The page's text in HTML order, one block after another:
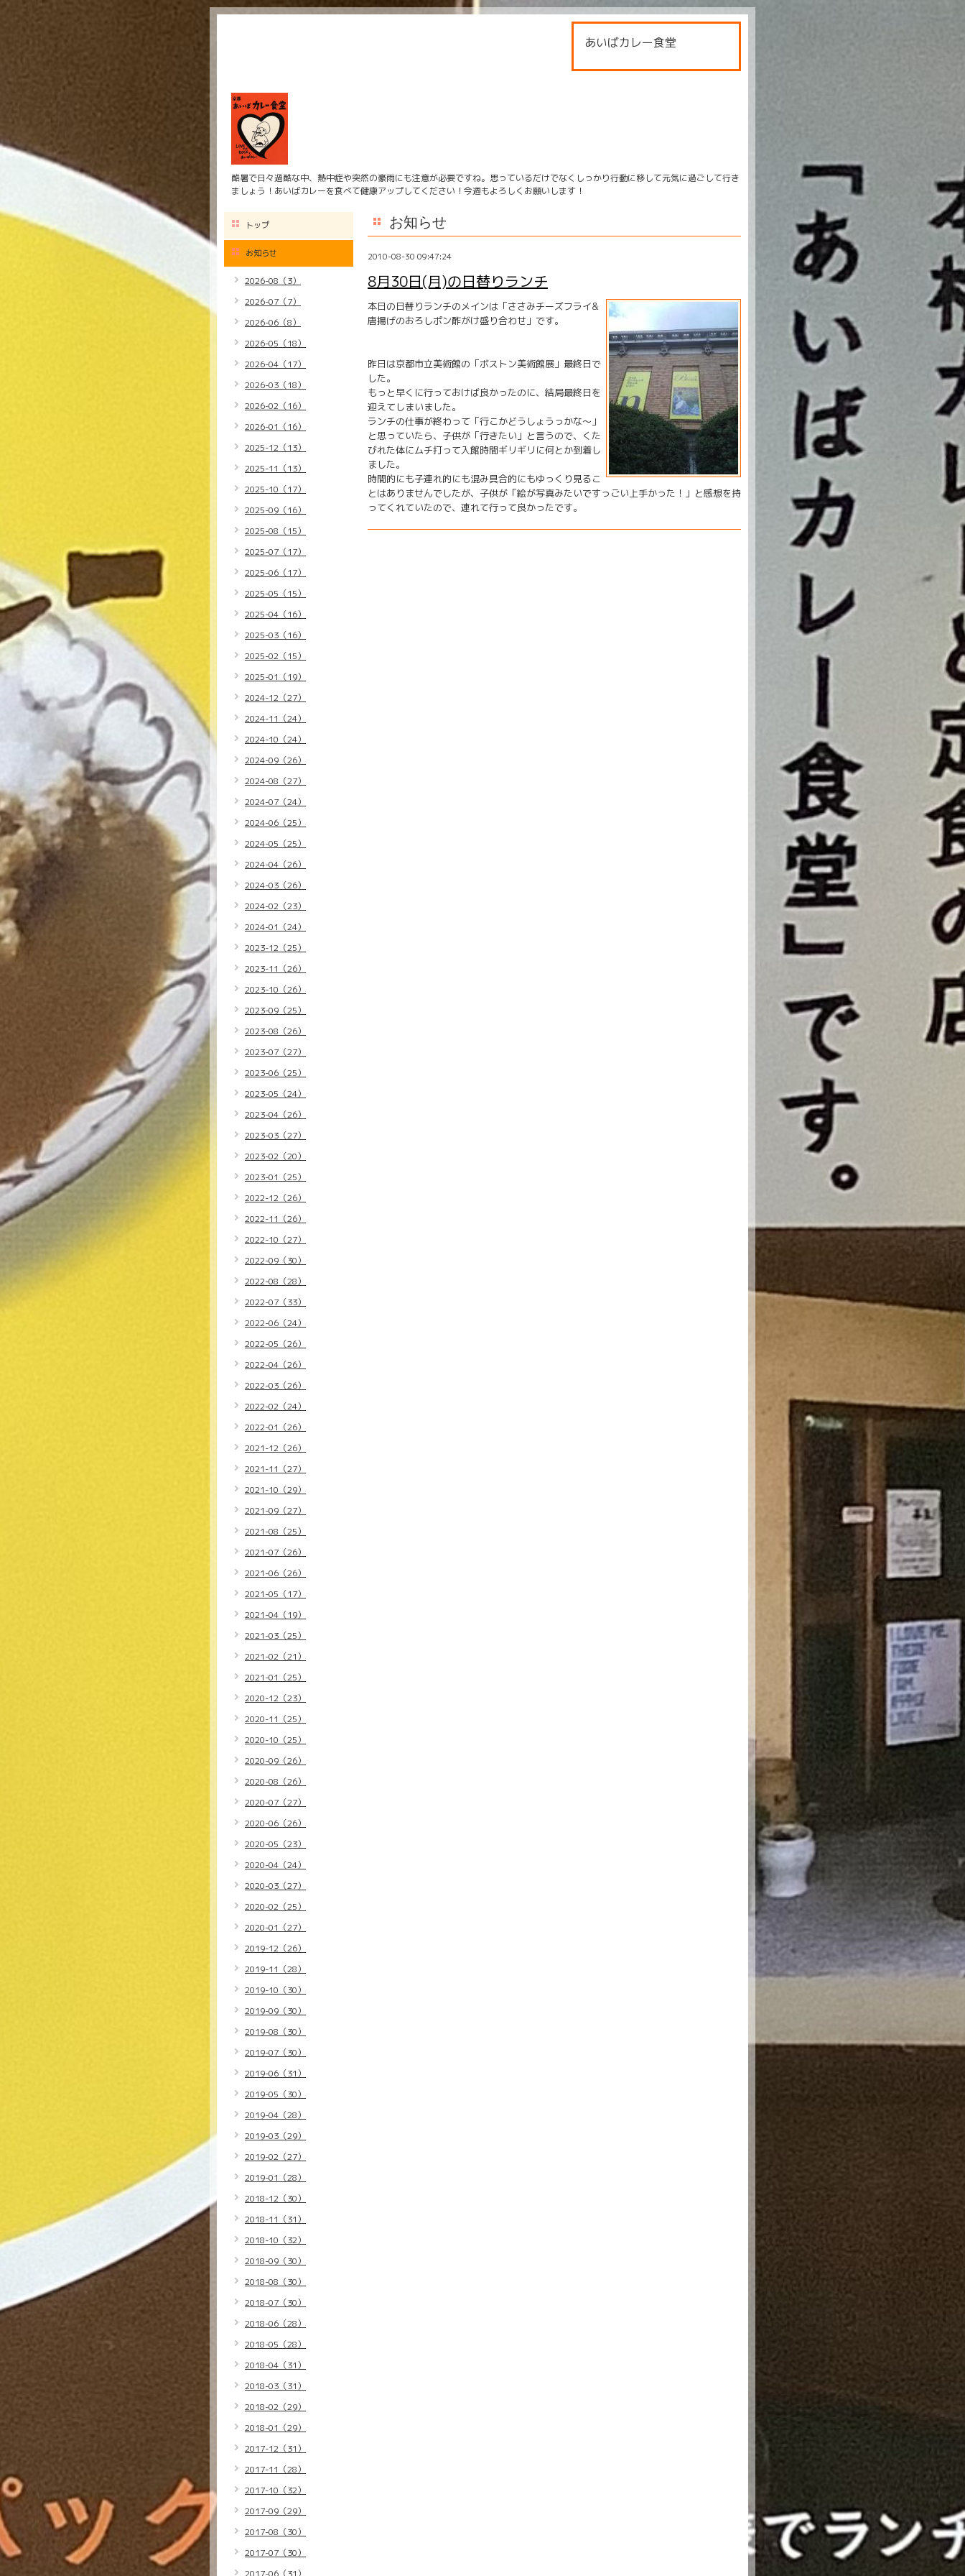
あいばカレー食堂
酷暑で日々過酷な中、熱中症や突然の豪雨にも注意が必要ですね。思っているだけでなくしっかり行動に移して元気に過ごして行き
ましょう！あいばカレーを食べて健康アップしてください！今週もよろしくお願いします！
お知らせ
2010-08-30 09:47:24
8月30日(月)の日替りランチ
本日の日替りランチのメインは「ささみチーズフライ&
唐揚げのおろしポン酢がけ盛り合わせ」です。
昨日は京都市立美術館の「ボストン美術館展」最終日で
した。
もっと早くに行っておけば良かったのに、結局最終日を
迎えてしまいました。
ランチの仕事が終わって「行こかどうしょうっかな〜」
と思っていたら、子供が「行きたい」と言うので、くた
びれた体にムチ打って入館時間ギリギリに何とか到着し
ました。
時間的にも子連れ的にも混み具合的にもゆっくり見るこ
とはありませんでしたが、子供が「絵が写真みたいですっごい上手かった！」と感想を持
ってくれていたので、連れて行って良かったです。
トップ
お知らせ
2026-08（3）
2026-07（7）
2026-06（8）
2026-05（18）
2026-04（17）
2026-03（18）
2026-02（16）
2026-01（16）
2025-12（13）
2025-11（13）
2025-10（17）
2025-09（16）
2025-08（15）
2025-07（17）
2025-06（17）
2025-05（15）
2025-04（16）
2025-03（16）
2025-02（15）
2025-01（19）
2024-12（27）
2024-11（24）
2024-10（24）
2024-09（26）
2024-08（27）
2024-07（24）
2024-06（25）
2024-05（25）
2024-04（26）
2024-03（26）
2024-02（23）
2024-01（24）
2023-12（25）
2023-11（26）
2023-10（26）
2023-09（25）
2023-08（26）
2023-07（27）
2023-06（25）
2023-05（24）
2023-04（26）
2023-03（27）
2023-02（20）
2023-01（25）
2022-12（26）
2022-11（26）
2022-10（27）
2022-09（30）
2022-08（28）
2022-07（33）
2022-06（24）
2022-05（26）
2022-04（26）
2022-03（26）
2022-02（24）
2022-01（26）
2021-12（26）
2021-11（27）
2021-10（29）
2021-09（27）
2021-08（25）
2021-07（26）
2021-06（26）
2021-05（17）
2021-04（19）
2021-03（25）
2021-02（21）
2021-01（25）
2020-12（23）
2020-11（25）
2020-10（25）
2020-09（26）
2020-08（26）
2020-07（27）
2020-06（26）
2020-05（23）
2020-04（24）
2020-03（27）
2020-02（25）
2020-01（27）
2019-12（26）
2019-11（28）
2019-10（30）
2019-09（30）
2019-08（30）
2019-07（30）
2019-06（31）
2019-05（30）
2019-04（28）
2019-03（29）
2019-02（27）
2019-01（28）
2018-12（30）
2018-11（31）
2018-10（32）
2018-09（30）
2018-08（30）
2018-07（30）
2018-06（28）
2018-05（28）
2018-04（31）
2018-03（31）
2018-02（29）
2018-01（29）
2017-12（31）
2017-11（28）
2017-10（32）
2017-09（29）
2017-08（30）
2017-07（30）
2017-06（31）